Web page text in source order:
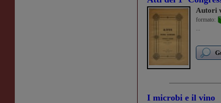
Autori
formato:
...
I microbi e il vino